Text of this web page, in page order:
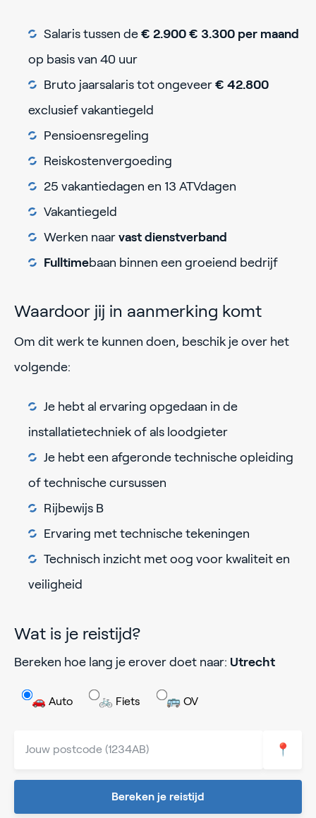
Salaris tussen de € 2.900 € 3.300 per maand
op basis van 40 uur
Bruto jaarsalaris tot ongeveer € 42.800
exclusief vakantiegeld
Pensioensregeling
Reiskostenvergoeding
25 vakantiedagen en 13 ATVdagen
Vakantiegeld
Werken naar vast dienstverband
Fulltimebaan binnen een groeiend bedrijf
Waardoor jij in aanmerking komt
Om dit werk te kunnen doen, beschik je over het
volgende:
Je hebt al ervaring opgedaan in de
installatietechniek of als loodgieter
Je hebt een afgeronde technische opleiding
of technische cursussen
Rijbewijs B
Ervaring met technische tekeningen
Technisch inzicht met oog voor kwaliteit en
veiligheid
Wat is je reistijd?
Bereken hoe lang je erover doet naar: Utrecht
🚗 Auto 🚲 Fiets 🚌 OV
📍
Bereken je reistijd